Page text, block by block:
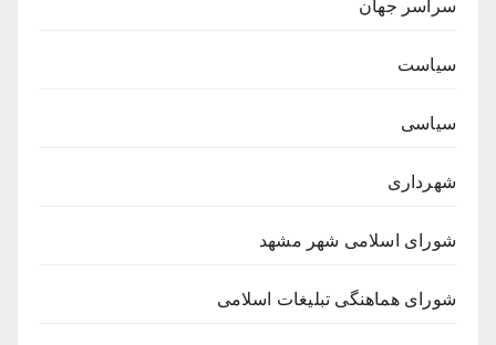
سراسر جهان
سیاست
سیاسی
شهرداری
شورای اسلامی شهر مشهد
شورای هماهنگی تبلیغات اسلامی